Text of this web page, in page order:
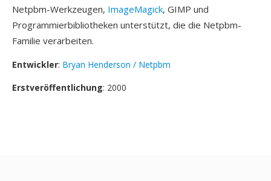
Netpbm-Werkzeugen, ImageMagick, GIMP und
Programmierbibliotheken unterstützt, die die Netpbm-
Familie verarbeiten.
Entwickler: Bryan Henderson / Netpbm
Erstveröffentlichung: 2000